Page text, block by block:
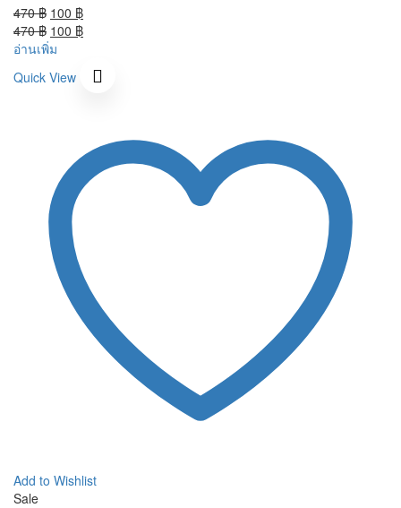
470฿ Original
price
was:
100 ฿Current
price
470฿ Original
price
470 ฿.
100 ฿Current
100 ฿.
อ่านเพิ่ม
Quick View
Add to Wishlist
Sale